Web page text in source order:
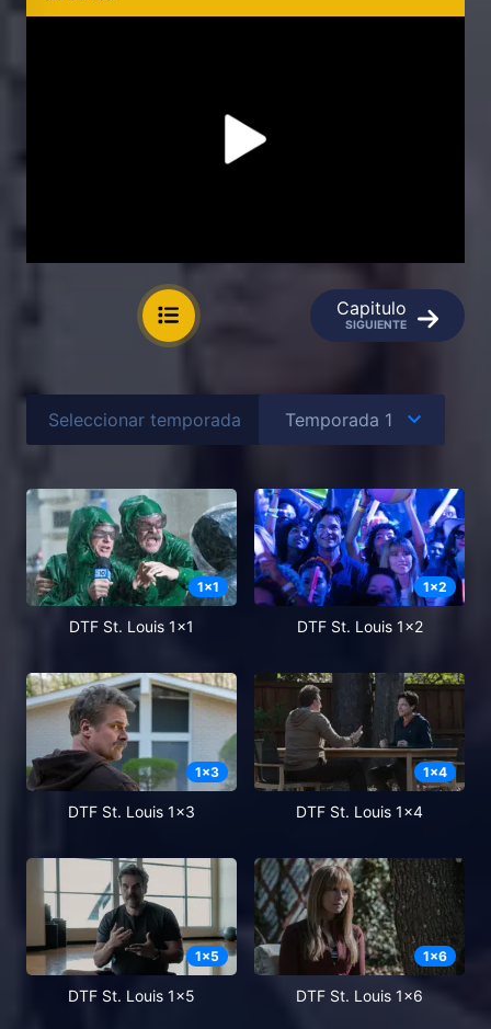
Capitulo
SIGUIENTE
Seleccionar temporada
1x1
DTF St. Louis 1x1
1x2
DTF St. Louis 1x2
1x3
DTF St. Louis 1x3
1x4
DTF St. Louis 1x4
1x5
DTF St. Louis 1x5
1x6
DTF St. Louis 1x6